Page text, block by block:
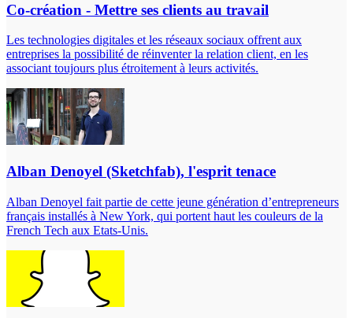
Co-création - Mettre ses clients au travail
Les technologies digitales et les réseaux sociaux offrent aux
entreprises la possibilité de réinventer la relation client, en les
associant toujours plus étroitement à leurs activités.
Alban Denoyel (Sketchfab), l'esprit tenace
Alban Denoyel fait partie de cette jeune génération d’entrepreneurs
français installés à New York, qui portent haut les couleurs de la
French Tech aux Etats-Unis.